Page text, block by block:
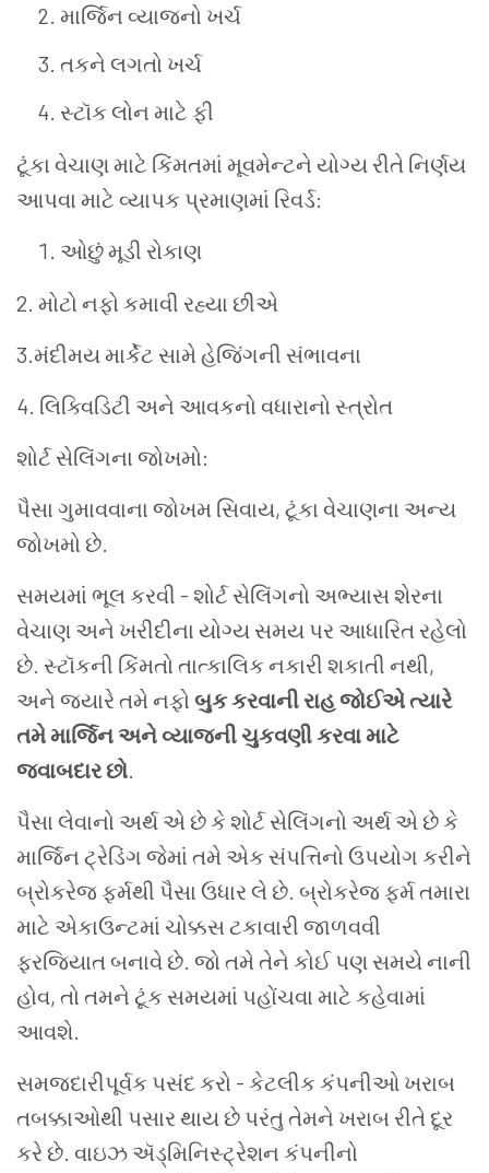
માર્જિન વ્યાજનો ખર્ચ
તકને લગતો ખર્ચ
સ્ટૉક લોન માટે ફી
ટૂંકા વેચાણ માટે કિંમતમાં મૂવમેન્ટને યોગ્ય રીતે નિર્ણય
આપવા માટે વ્યાપક પ્રમાણમાં રિવર્ડ:
ઓછું મૂડી રોકાણ
2. મોટો નફો કમાવી રહ્યા છીએ
3.મંદીમય માર્કેટ સામે હેજિંગની સંભાવના
4. લિક્વિડિટી અને આવકનો વધારાનો સ્ત્રોત
શોર્ટ સેલિંગના જોખમો:
પૈસા ગુમાવવાના જોખમ સિવાય, ટૂંકા વેચાણના અન્ય
જોખમો છે.
સમયમાં ભૂલ કરવી - શોર્ટ સેલિંગનો અભ્યાસ શેરના
વેચાણ અને ખરીદીના યોગ્ય સમય પર આધારિત રહેલો
છે. સ્ટૉકની કિંમતો તાત્કાલિક નકારી શકાતી નથી,
અને જ્યારે તમે નફો બુક કરવાની રાહ જોઈએ ત્યારે
તમે માર્જિન અને વ્યાજની ચુકવણી કરવા માટે
જવાબદાર છો.
પૈસા લેવાનો અર્થ એ છે કે શોર્ટ સેલિંગનો અર્થ એ છે કે
માર્જિન ટ્રેડિંગ જેમાં તમે એક સંપત્તિનો ઉપયોગ કરીને
બ્રોકરેજ ફર્મથી પૈસા ઉધાર લે છે. બ્રોકરેજ ફર્મ તમારા
માટે એકાઉન્ટમાં ચોક્કસ ટકાવારી જાળવવી
ફરજિયાત બનાવે છે. જો તમે તેને કોઈ પણ સમયે નાની
હોવ, તો તમને ટૂંક સમયમાં પહોંચવા માટે કહેવામાં
આવશે.
સમજદારીપૂર્વક પસંદ કરો - કેટલીક કંપનીઓ ખરાબ
તબક્કાઓથી પસાર થાય છે પરંતુ તેમને ખરાબ રીતે દૂર
કરે છે. વાઇઝ ઍડ્મિનિસ્ટ્રેશન કંપનીનો